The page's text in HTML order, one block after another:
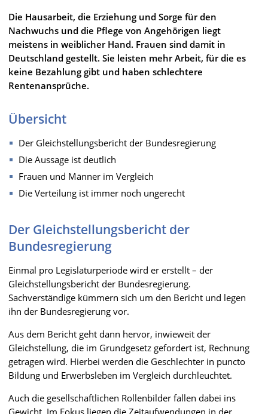
Die Hausarbeit, die Erziehung und Sorge für den
Nachwuchs und die Pflege von Angehörigen liegt
meistens in weiblicher Hand. Frauen sind damit in
Deutschland gestellt. Sie leisten mehr Arbeit, für die es
keine Bezahlung gibt und haben schlechtere
Rentenansprüche.
Übersicht
Der Gleichstellungsbericht der Bundesregierung
Die Aussage ist deutlich
Frauen und Männer im Vergleich
Die Verteilung ist immer noch ungerecht
Der Gleichstellungsbericht der
Bundesregierung
Einmal pro Legislaturperiode wird er erstellt – der
Gleichstellungsbericht der Bundesregierung.
Sachverständige kümmern sich um den Bericht und legen
ihn der Bundesregierung vor.
Aus dem Bericht geht dann hervor, inwieweit der
Gleichstellung, die im Grundgesetz gefordert ist, Rechnung
getragen wird. Hierbei werden die Geschlechter in puncto
Bildung und Erwerbsleben im Vergleich durchleuchtet.
Auch die gesellschaftlichen Rollenbilder fallen dabei ins
Gewicht. Im Fokus liegen die Zeitaufwendungen in der